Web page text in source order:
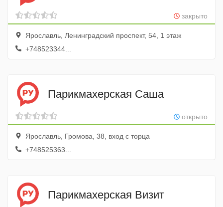
закрыто
Ярославль, Ленинградский проспект, 54, 1 этаж
+748523344...
Парикмахерская Саша
открыто
Ярославль, Громова, 38, вход с торца
+748525363...
Парикмахерская Визит